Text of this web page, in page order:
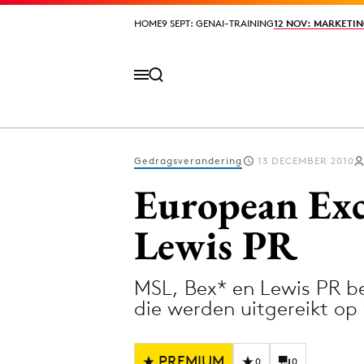
HOME9 SEPT: GENAI-TRAINING12 NOV:
HOME9 SEPT: GENAI-TRAINING12 NOV:
Design
Digital
Diversiteit
Gedragsverandering 13 DECEMBER 2010
European
Lewis PR
MSL, Bex* en Lewis PR
die werden uitgereikt
0 0